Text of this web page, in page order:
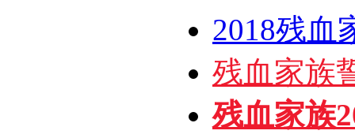
2018残血
残血家族
残血家族